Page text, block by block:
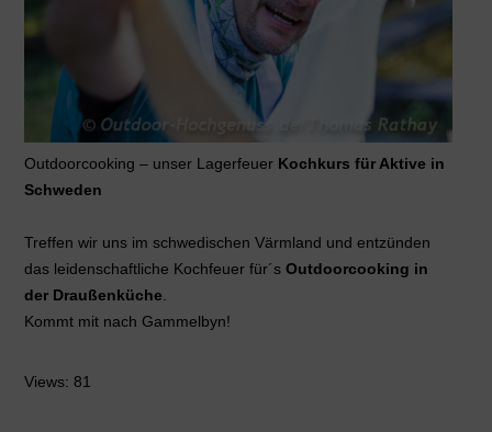
Outdoorcooking – unser Lagerfeuer Kochkurs für Aktive in
Schweden
Treffen wir uns im schwedischen Värmland und entzünden
das leidenschaftliche Kochfeuer für´s Outdoorcooking in
der Draußenküche
Kommt mit nach Gammelbyn!
Views: 81